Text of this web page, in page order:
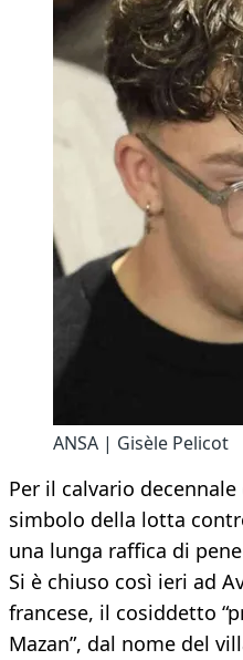
ANSA | Gisèle Pelicot
Per il calvario
simbolo della lotta
una lunga raffica di
Si è chiuso così ieri ad
francese, il cosiddetto
Mazan”, dal nome del